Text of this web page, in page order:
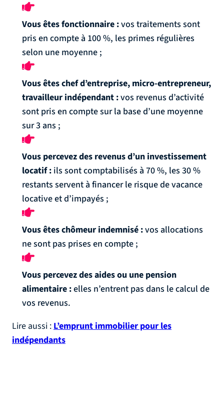
Vous êtes fonctionnaire :vos traitements sont
pris en compte à 100 %, les primes régulières
selon une moyenne ;
Vous êtes chef d’entreprise, micro-entrepreneur,
travailleur indépendant :vos revenus d’activité
sont pris en compte sur la base d’une moyenne
sur 3 ans ;
Vous percevez des revenus d’un investissement
locatif : ils sont comptabilisés à 70 %, les 30 %
restants servent à financer le risque de vacance
locative et d’impayés ;
Vous êtes chômeur indemnisé :vos allocations
ne sont pas prises en compte ;
Vous percevez des aides ou une pension
alimentaire :elles n’entrent pas dans le calcul de
vos revenus.
Lire aussi :L’emprunt immobilier pour les
indépendants